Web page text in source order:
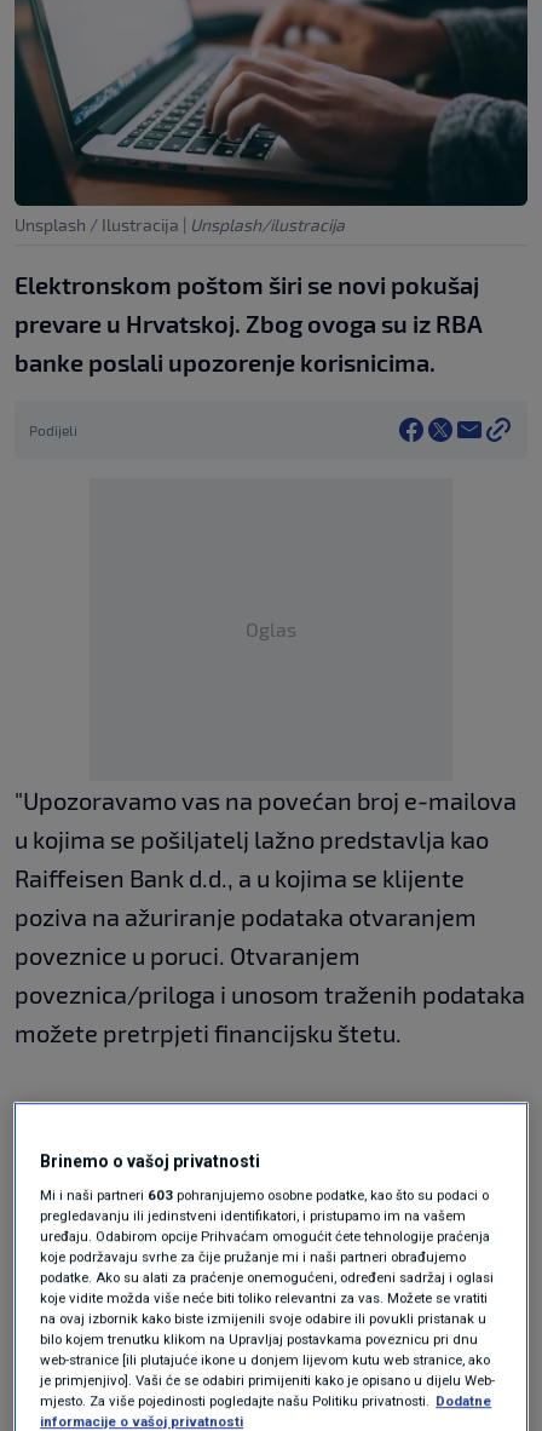
Unsplash / Ilustracija | Unsplash/ilustracija
Elektronskom poštom širi se novi pokušaj
prevare u Hrvatskoj. Zbog ovoga su iz RBA
banke poslali upozorenje korisnicima.
Podijeli
Oglas
"Upozoravamo vas na povećan broj e-mailova
u kojima se pošiljatelj lažno predstavlja kao
Raiffeisen Bank d.d., a u kojima se klijente
poziva na ažuriranje podataka otvaranjem
poveznice u poruci. Otvaranjem
poveznica/priloga i unosom traženih podataka
možete pretrpjeti financijsku štetu.
Prije svega:
provjerite pošiljatelja, razlog i značenje
poruke,
ne otvarajte priloge i poveznice te ne
odgovarajte na takve poruke,
Brinemo o vašoj privatnosti
Mi i naši partneri 603 pohranjujemo osobne podatke, kao što su podaci o
pregledavanju ili jedinstveni identifikatori, i pristupamo im na vašem
uređaju. Odabirom opcije Prihvaćam omogućit ćete tehnologije praćenja
koje podržavaju svrhe za čije pružanje mi i naši partneri obrađujemo
podatke. Ako su alati za praćenje onemogućeni, određeni sadržaj i oglasi
koje vidite možda više neće biti toliko relevantni za vas. Možete se vratiti
na ovaj izbornik kako biste izmijenili svoje odabire ili povukli pristanak u
bilo kojem trenutku klikom na Upravljaj postavkama poveznicu pri dnu
web-stranice [ili plutajuće ikone u donjem lijevom kutu web stranice, ako
je primjenjivo]. Vaši će se odabiri primijeniti kako je opisano u dijelu Web-
mjesto. Za više pojedinosti pogledajte našu Politiku privatnosti.
Dodatne
informacije o vašoj privatnosti